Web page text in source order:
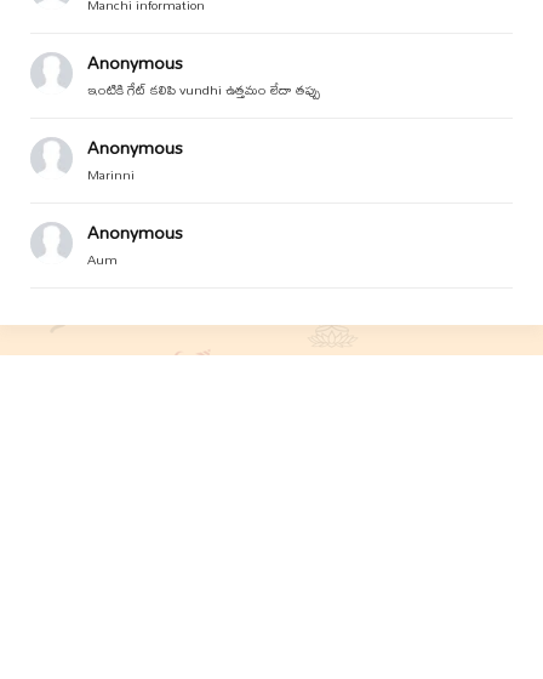
Anonymous
ఇంటికి గేట్ కలిపి vundhi ఉత్తమం లేదా తప్పు
Anonymous
Marinni
Anonymous
Aum